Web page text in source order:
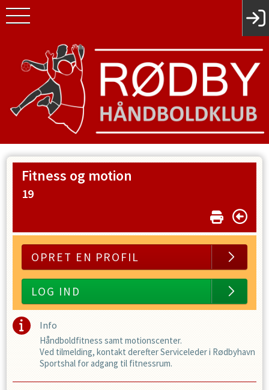
Fitness og motion
19
OPRET EN PROFIL
LOG IND
Info
Håndboldfitness samt motionscenter.
Ved tilmelding, kontakt derefter Serviceleder i Rødbyhavn
Sportshal for adgang til fitnessrum.